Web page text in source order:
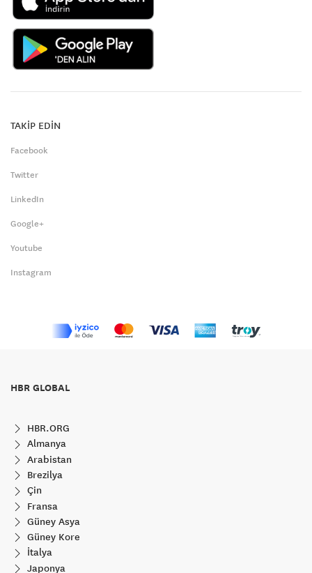
TAKİP EDİN
Facebook
Twitter
LinkedIn
Google+
Youtube
Instagram
HBR GLOBAL
HBR.ORG
Almanya
Arabistan
Brezilya
Çin
Fransa
Güney Asya
Güney Kore
İtalya
Japonya